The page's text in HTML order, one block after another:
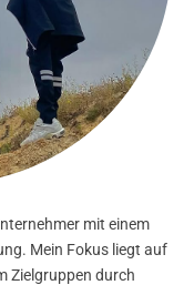
mit einem
Mein Fokus liegt auf
Zielgruppen durch